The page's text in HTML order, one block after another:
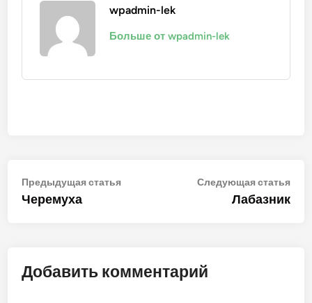
wpadmin-lek
Больше от wpadmin-lek
Навигация
по
Предыдущая статьяПредыдущая
Черемуха
Следующая статья
Лабазник
Добавить комментарий